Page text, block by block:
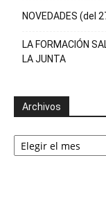
NOVEDADES (del
LA FORMACIÓN
LA JUNTA
Archivos
Archivos